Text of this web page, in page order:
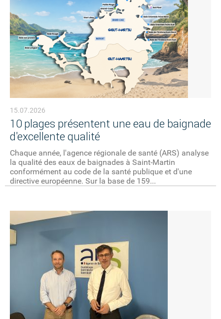
15.07.2026
10 plages présentent une eau de baignade
d'excellente qualité
Chaque année, l'agence régionale de santé (ARS) analyse
la qualité des eaux de baignades à Saint-Martin
conformément au code de la santé publique et d'une
directive européenne. Sur la base de 159...